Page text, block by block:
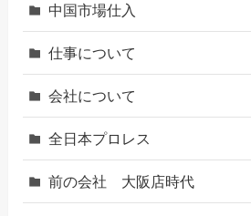
中国市場仕入
仕事について
会社について
全日本プロレス
前の会社 大阪店時代